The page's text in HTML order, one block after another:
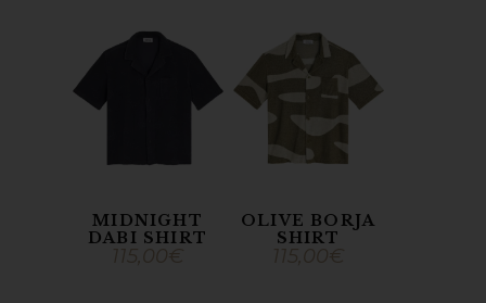
MIDNIGHT
DABI SHIRT
115,00€
OLIVE BORJA
SHIRT
115,00€